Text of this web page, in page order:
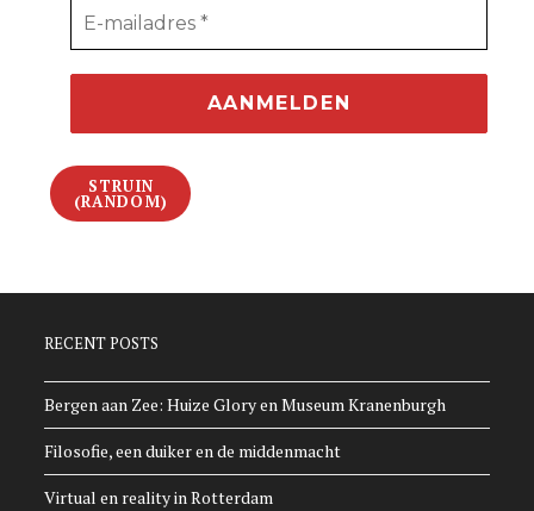
STRUIN
(RANDOM)
RECENT POSTS
Bergen aan Zee: Huize Glory en Museum Kranenburgh
Filosofie, een duiker en de middenmacht
Virtual en reality in Rotterdam